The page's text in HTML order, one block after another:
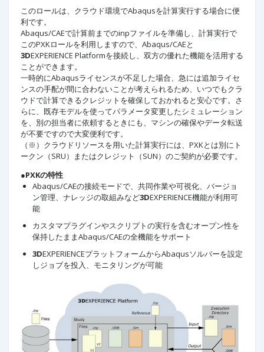
このロールは、クラウド環境でAbaqusを計算実行する場合に便
利です。
Abaqus/CAEで計算前までのinpファイルを準備し、計算実行で
このPXKロールを利用しますので、Abaqus/CAEと
3DEXPERIENCE Platformを接続し、双方の優れた機能を活用する
ことができます。
一時的にAbaqusライセンスが不足した場合、急には追加ライセ
ンスの手配が間に合わないことが考えられるため、いつでもクラ
ウドで計算できるクレジットを確保しておかれると安心です。さ
らに、既存モデルを使ってパラメータ変更したシミュレーション
を、別の担当者に依頼するときにも、マシンの確保やデータ転送
が不要ですので大変便利です。
（※）クラウドリソースを用いた計算実行には、PXKとは別にト
ークン（SRU）またはクレジット（SUN）のご契約が必要です。
●PXKの特性
Abaqus/CAEの接続モードで、共同作業や可視化、バージョ
ン管理、ナレッジの取組みなど3DEXPERIENCE機能が利用可
能
カスタマプラグインやスクリプトの実行を含むオープン性を
保持したままAbaqus/CAEの全機能をサポート
3DEXPERIENCEプラットフォームからAbaqusソルバーを設定
しジョブを投入、モニタリングが可能